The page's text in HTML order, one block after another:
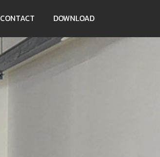
CONTACT DOWNLOAD